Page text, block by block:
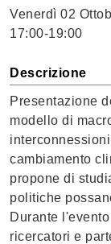
Venerdì 02
17:00-19:00
Descrizione
Presentazione
modello di
cambiamento
propone di
politiche
Durante
ricercatori e